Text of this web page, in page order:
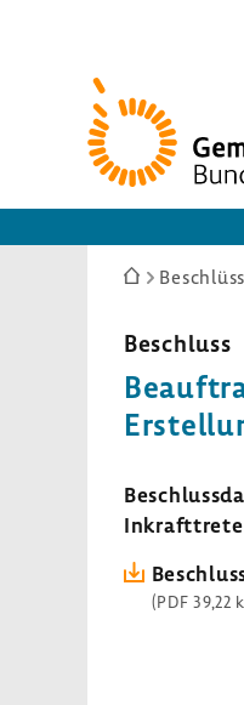
Zur
Startseite
Sie
hier:
Beschluss
(PDF 39,22